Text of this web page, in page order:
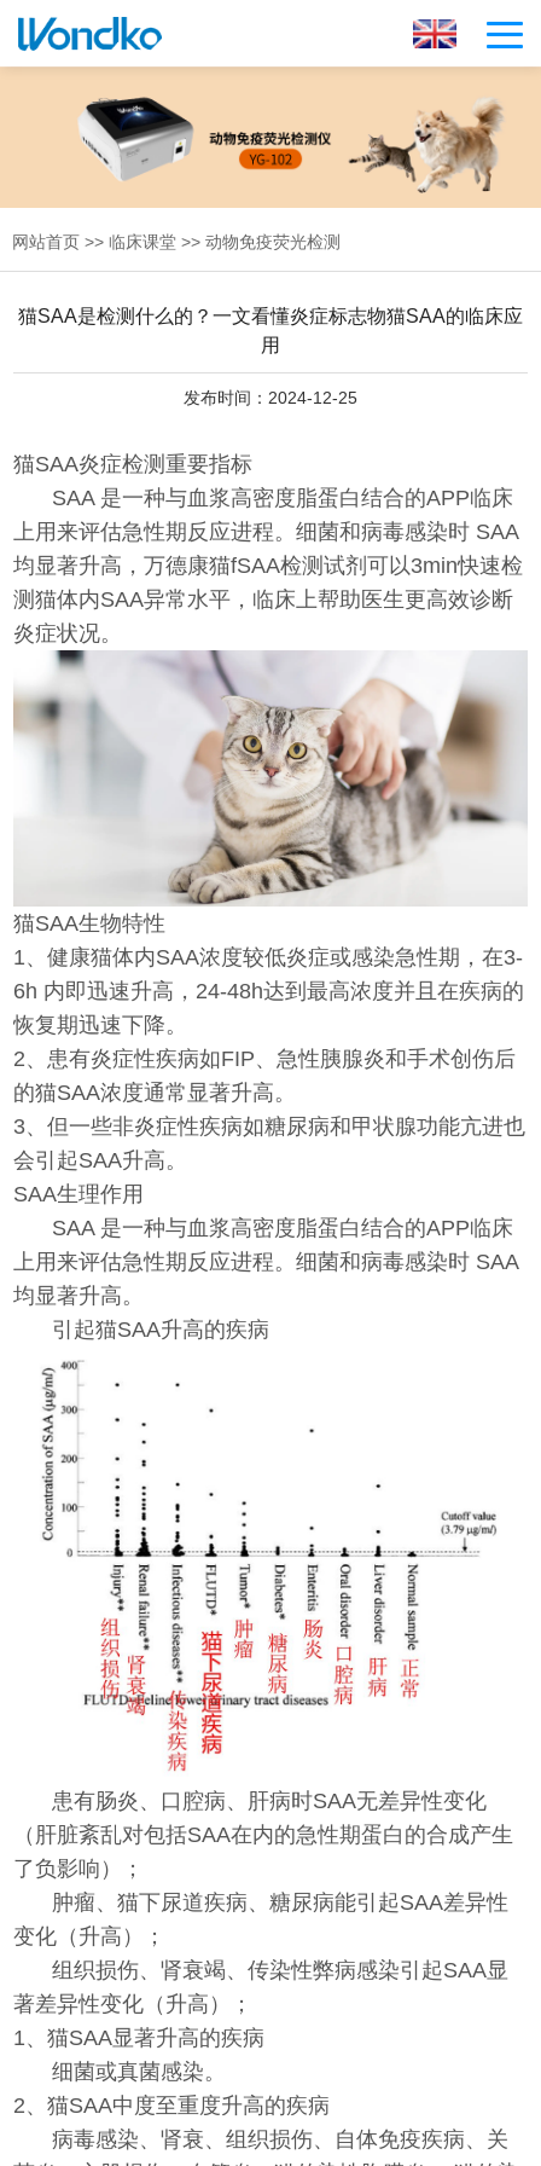
网站首页 >> 临床课堂 >> 动物免疫荧光检测
猫SAA是检测什么的？一文看懂炎症标志物猫SAA的临床应
用
发布时间：2024-12-25
猫SAA炎症检测重要指标
SAA 是一种与血浆高密度脂蛋白结合的APP临床
上用来评估急性期反应进程。细菌和病毒感染时 SAA
均显著升高，万德康猫fSAA检测试剂可以3min快速检
测猫体内SAA异常水平，临床上帮助医生更高效诊断
炎症状况。
猫SAA生物特性
1、健康猫体内SAA浓度较低炎症或感染急性期，在3-
6h 内即迅速升高，24-48h达到最高浓度并且在疾病的
恢复期迅速下降。
2、患有炎症性疾病如FIP、急性胰腺炎和手术创伤后
的猫SAA浓度通常显著升高。
3、但一些非炎症性疾病如糖尿病和甲状腺功能亢进也
会引起SAA升高。
SAA生理作用
SAA 是一种与血浆高密度脂蛋白结合的APP临床
上用来评估急性期反应进程。细菌和病毒感染时 SAA
均显著升高。
引起猫SAA升高的疾病
患有肠炎、口腔病、肝病时SAA无差异性变化
（肝脏紊乱对包括SAA在内的急性期蛋白的合成产生
了负影响）；
肿瘤、猫下尿道疾病、糖尿病能引起SAA差异性
变化（升高）；
组织损伤、肾衰竭、传染性弊病感染引起SAA显
著差异性变化（升高）；
1、猫SAA显著升高的疾病
细菌或真菌感染。
2、猫SAA中度至重度升高的疾病
病毒感染、肾衰、组织损伤、自体免疫疾病、关